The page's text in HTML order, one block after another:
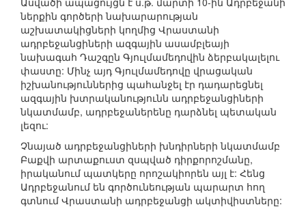
ներքին գործերի նախարարության
աշխատակիցների կողմից Վրաստանի
ադրբեջանցիների ազգային ասամբլեայի
նախագահ Դաշգըն Գյուլմամեդովին ձերբակալելու
փաստը: Մինչ այդ Գյուլմամեդովը վրացական
իշխանություններից պահանջել էր դադարեցնել
ազգային խտրականությունն ադրբեջանցիների
նկատմամբ, ադրբեջաներենը դարձնել պետական
լեզու:
Չնայած ադրբեջանցիների խնդիրների նկատմամբ
Բաքվի արտաքուստ զսպված դիրքորոշմանը,
իրականում պատկերը որոշակիորեն այլ է: Հենց
Ադրբեջանում են գործունեության պարարտ հող
գտնում Վրաստանի ադրբեջանցի ակտիվիստները: